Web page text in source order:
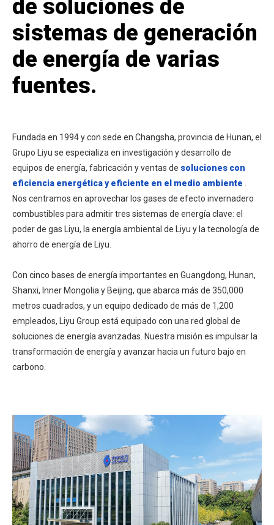
de soluciones de
sistemas de generación
de energía de varias
fuentes.
Fundada en 1994 y con sede en Changsha, provincia de Hunan, el
Grupo Liyu se especializa en investigación y desarrollo de
equipos de energía, fabricación y ventas de soluciones con
eficiencia energética y eficiente en el medio ambiente
Nos centramos en aprovechar los gases de efecto invernadero
combustibles para admitir tres sistemas de energía clave: el
poder de gas Liyu, la energía ambiental de Liyu y la tecnología de
ahorro de energía de Liyu.
Con cinco bases de energía importantes en Guangdong, Hunan,
Shanxi, Inner Mongolia y Beijing, que abarca más de 350,000
metros cuadrados, y un equipo dedicado de más de 1,200
empleados, Liyu Group está equipado con una red global de
soluciones de energía avanzadas. Nuestra misión es impulsar la
transformación de energía y avanzar hacia un futuro bajo en
carbono.